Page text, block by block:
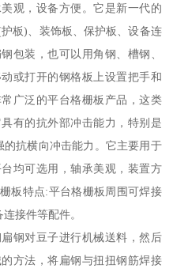
观，设备方便。它是新一代的
板)、装饰板、保护板、设备连
包装，也可以用角钢、槽钢、
或打开的钢格板上设置把手和
广泛的平台格栅板产品，这类
有的抗外部冲击能力，特别是
的抗横向冲击能力。它主要用于
均可选用，轴承美观，装置方
板特点:平台格栅板周围可焊接
接件等配件。
钢对豆子进行机械送料，然后
方法，将扁钢与扭扭钢筋焊接